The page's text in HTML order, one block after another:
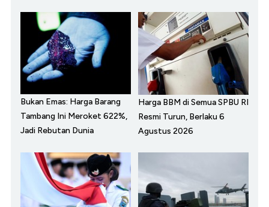
Bukan Emas: Harga Barang
Tambang Ini Meroket 622%,
Jadi Rebutan Dunia
Harga BBM di Semua SPBU RI
Resmi Turun, Berlaku 6
Agustus 2026